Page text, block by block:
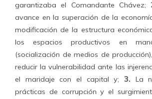
garantizaba el Comandante Chávez;
avance en la superación de la
modificación de la estructura
los espacios productivos en
(socialización de medios de
reducir la vulnerabilidad ante las
el maridaje con el capital y; 3. La
prácticas de corrupción y el